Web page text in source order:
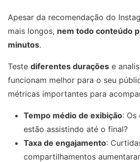
Apesar da recomendação do
mais longos, nem todo conteúdo
minutos.
Teste diferentes durações e
funcionam melhor para o seu
métricas importantes para
Tempo médio de exibição: Os
estão assistindo até o final?
Taxa de engajamento:
compartilhamentos